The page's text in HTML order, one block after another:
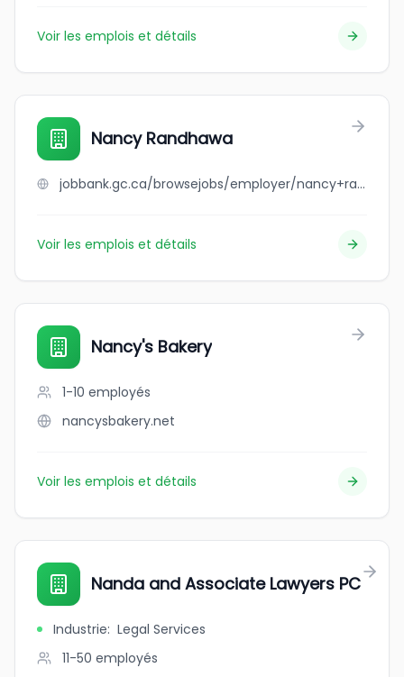
Voir les emplois et détails
Nancy Randhawa
jobbank.gc.ca/browsejobs/employer/nancy+randhawa/ca
Voir les emplois et détails
Nancy's Bakery
1-10 employés
nancysbakery.net
Voir les emplois et détails
Nanda and Associate Lawyers PC
Industrie: Legal Services
11-50 employés